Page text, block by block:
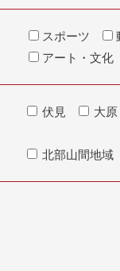
スポーツ
アート・文化
伏見 大原
北部山間地域